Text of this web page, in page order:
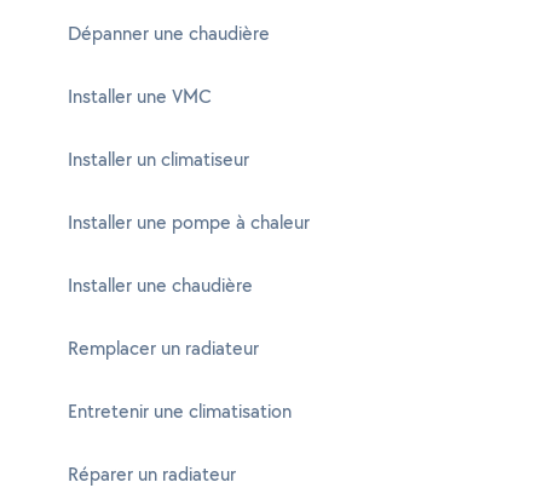
Dépanner une chaudière
Installer une VMC
Installer un climatiseur
Installer une pompe à chaleur
Installer une chaudière
Remplacer un radiateur
Entretenir une climatisation
Réparer un radiateur